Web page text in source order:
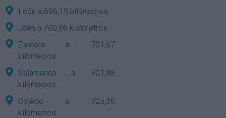
León a 696,19 kilómetros
Jaén a 700,86 kilómetros
Zamora a 701,67
kilómetros
Salamanca a 701,88
kilómetros
Oviedo a 725,36
kilómetros